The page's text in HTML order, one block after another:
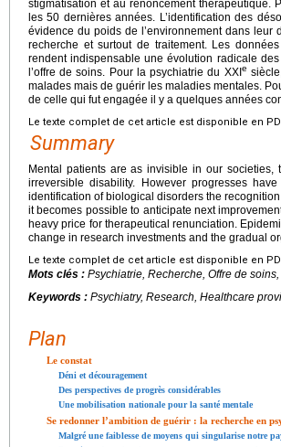
stigmatisation et au renoncement thérapeutique.
les 50 dernières années. L’identification des
évidence du poids de l’environnement dans
recherche et surtout de traitement. Les
rendent indispensable une évolution radicale
l’offre de soins. Pour la psychiatrie du XXIe
malades mais de guérir les maladies mentales.
de celle qui fut engagée il y a quelques années
Le texte complet de cet article est disponible en
Summary
Mental patients are as invisible in our
irreversible disability. However progresses
identification of biological disorders the
it becomes possible to anticipate next
heavy price for therapeutical renunciation.
change in research investments and the gradual
Le texte complet de cet article est disponible en
Mots clés : Psychiatrie, Recherche, Offre de soins,
Keywords : Psychiatry, Research, Healthcare
Plan
Le constat
Déni et découragement
Des perspectives de progrès considérables
Une mobilisation nationale pour la santé mentale
Se redonner l’ambition de guérir : la recherche en
Malgré une faiblesse de moyens qui singularise notre